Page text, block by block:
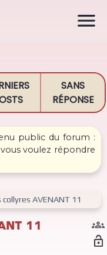
SANS
RÉPONSE
public du forum :
voulez répondre
AVENANT 11
11 
